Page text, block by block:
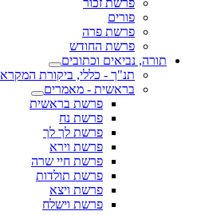
פורים
פרשת פרה
פרשת החודש
תורה, נביאים וכתובים
תנ"ך - כללי, ביקורת המקרא
בראשית - מאמרים
פרשת בראשית
פרשת נח
פרשת לך לך
פרשת וירא
פרשת חיי שרה
פרשת תולדות
פרשת ויצא
פרשת וישלח